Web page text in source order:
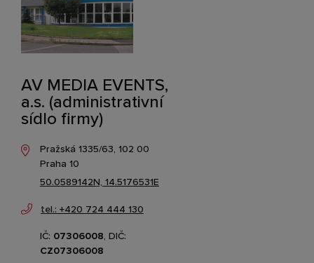
AV MEDIA EVENTS,
a.s. (administrativní
sídlo firmy)
Pražská 1335/63, 102 00
Praha 10
50.0589142N, 14.5176531E
tel.: +420 724 444 130
IČ: 07306008, DIČ:
CZ07306008